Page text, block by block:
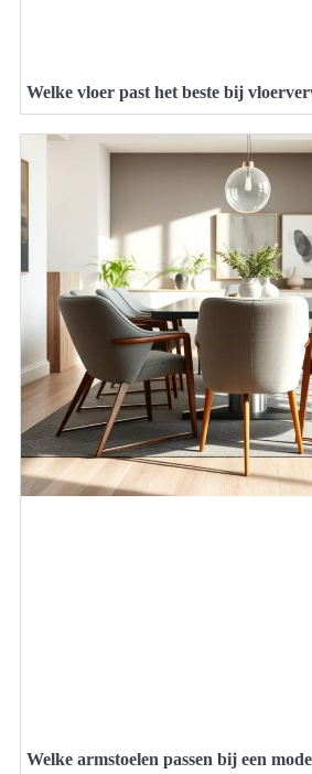
Welke vloer past het beste bij
Welke armstoelen passen bij een